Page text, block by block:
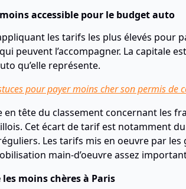
accessible pour le budget auto
les tarifs les plus élevés pour
peuvent l’accompagner. La capitale
qu’elle représente.
pour payer moins cher son permis de
en tête du classement concernant les
Cet écart de tarif est notamment
Les tarifs mis en oeuvre par
main-d’oeuvre assez
moins chères à Paris